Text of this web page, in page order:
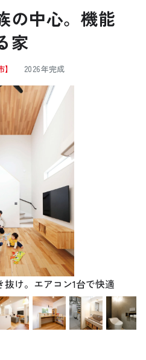
をチェック
Instagram
の中心。機能
家
2026年完成
け。エアコン1台で快適